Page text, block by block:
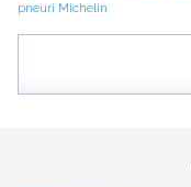
pneuri Michelin